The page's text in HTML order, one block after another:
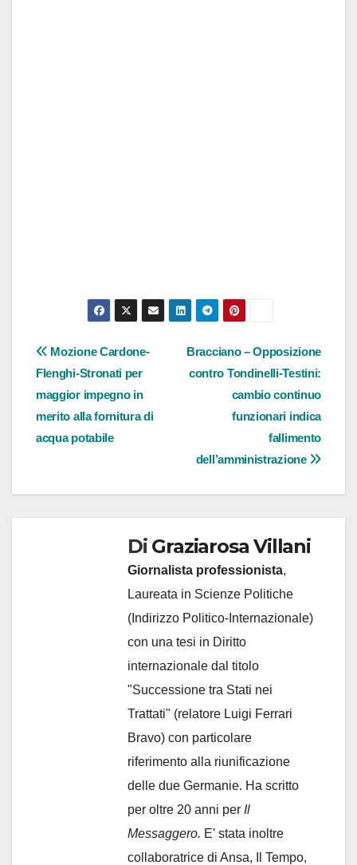
Navigazione
articoli
Bracciano – Opposizione
contro Tondinelli-Testini:
cambio continuo
funzionari indica
fallimento
dell’amministrazione
Mozione Cardone-
Flenghi-Stronati per
maggior impegno in
merito alla fornitura di
acqua potabile
Di Graziarosa Villani
Giornalista professionista,
Laureata in Scienze Politiche
(Indirizzo Politico-Internazionale)
con una tesi in Diritto
internazionale dal titolo
"Successione tra Stati nei
Trattati" (relatore Luigi Ferrari
Bravo) con particolare
riferimento alla riunificazione
delle due Germanie. Ha scritto
per oltre 20 anni per Il
Messaggero. E' stata inoltre
collaboratrice di Ansa, Il Tempo,